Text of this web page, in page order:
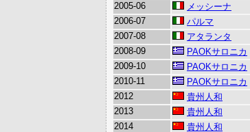
2005-06
メッシーナ
2006-07
パルマ
2007-08
アタランタ
2008-09
PAOKサロニカ
2009-10
PAOKサロニカ
2010-11
PAOKサロニカ
2012
貴州人和
2013
貴州人和
2014
貴州人和